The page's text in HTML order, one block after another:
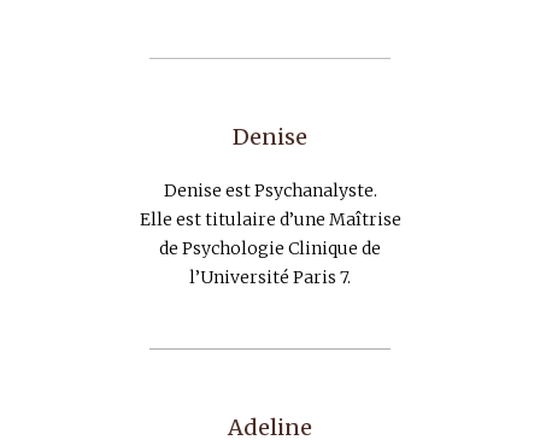
Denise
Denise est Psychanalyste.
Elle est titulaire d’une Maîtrise
de Psychologie Clinique de
l’Université Paris 7.
Adeline